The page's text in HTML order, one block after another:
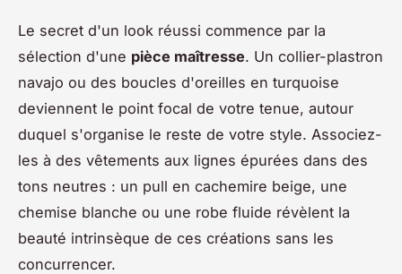
Le secret d'un look réussi commence par la
sélection d'une pièce maîtresse. Un collier-plastron
navajo ou des boucles d'oreilles en turquoise
deviennent le point focal de votre tenue, autour
duquel s'organise le reste de votre style. Associez-
les à des vêtements aux lignes épurées dans des
tons neutres : un pull en cachemire beige, une
chemise blanche ou une robe fluide révèlent la
beauté intrinsèque de ces créations sans les
concurrencer.